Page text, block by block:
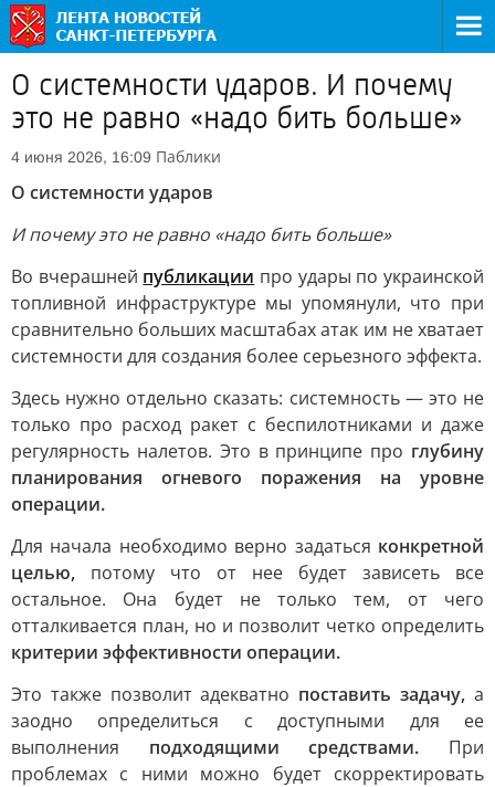
О системности ударов. И почему
это не равно «надо бить больше»
4 июня 2026, 16:09 Паблики
О системности ударов
И почему это не равно «надо бить больше»
Во вчерашней публикации про удары по украинской
топливной инфраструктуре мы упомянули, что при
сравнительно больших масштабах атак им не хватает
системности для создания более серьезного эффекта.
Здесь нужно отдельно сказать: системность — это не
только про расход ракет с беспилотниками и даже
регулярность налетов. Это в принципе про глубину
планирования огневого поражения на уровне
операции.
Для начала необходимо верно задаться конкретной
целью, потому что от нее будет зависеть все
остальное. Она будет не только тем, от чего
отталкивается план, но и позволит четко определить
критерии эффективности операции.
Это также позволит адекватно поставить задачу, а
заодно определиться с доступными для ее
выполнения подходящими средствами. При
проблемах с ними можно будет скорректировать